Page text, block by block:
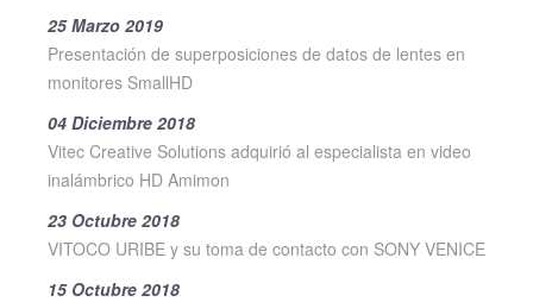
25 Marzo 2019
Presentación de superposiciones de datos de lentes en
monitores SmallHD
04 Diciembre 2018
Vitec Creative Solutions adquirió al especialista en video
inalámbrico HD Amimon
23 Octubre 2018
VITOCO URIBE y su toma de contacto con SONY VENICE
15 Octubre 2018